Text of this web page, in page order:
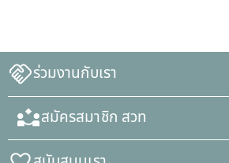
ร่วมงานกับเรา
สมัครสมาชิก สวท